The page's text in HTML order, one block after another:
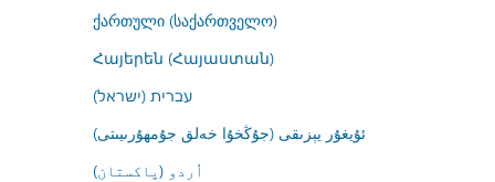
ქართული (საქართველო)
Հայերեն (Հայաստան)
עברית (ישראל)
ئۇيغۇر يېزىقى (جۇڭخۇا خەلق جۇمھۇرىيىتى)
اُردو (پاکستان)